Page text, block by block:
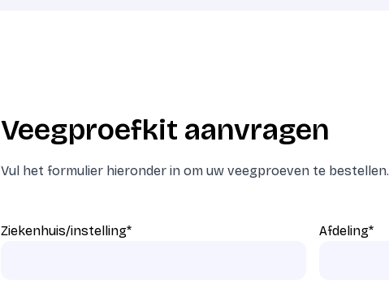
Veegproefkit aanvragen
Vul het formulier hieronder in om uw veegproeven te bestellen.
Ziekenhuis/instelling* Afdeling*